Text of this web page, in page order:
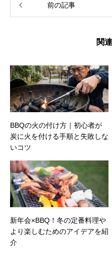
前の記事
関
BBQの火の付け方｜初心者が
炭に火を付ける手順と失敗しな
いコツ
新年会×BBQ！冬の定番料理や
より楽しむためのアイデアを紹
介